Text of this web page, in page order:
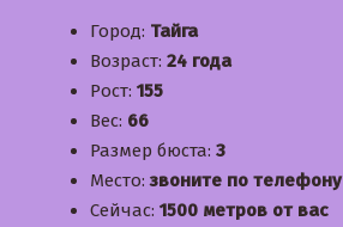
Город: Тайга
Возраст: 24 года
Рост: 155
Вес: 66
Размер бюста: 3
Место:звоните по телефону
Сейчас: 1500 метров от вас